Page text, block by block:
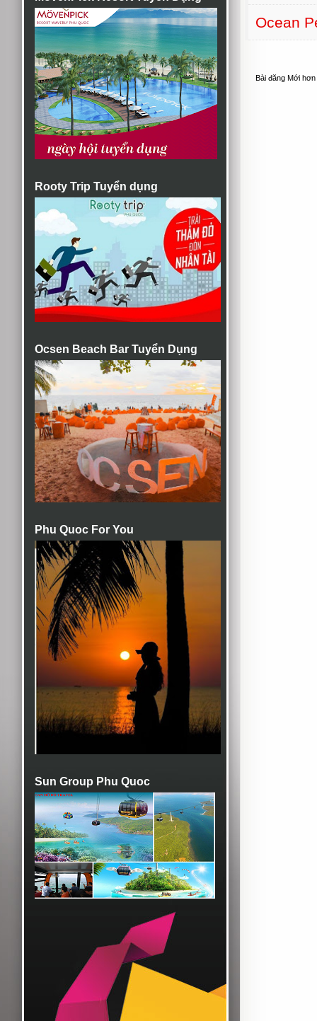
Rooty Trip Tuyển dụng
Ocsen Beach Bar Tuyển Dụng
Phu Quoc For You
Sun Group Phu Quoc
Ocean
Bài đăng Mới hơn